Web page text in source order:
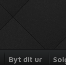
Byt dit ur